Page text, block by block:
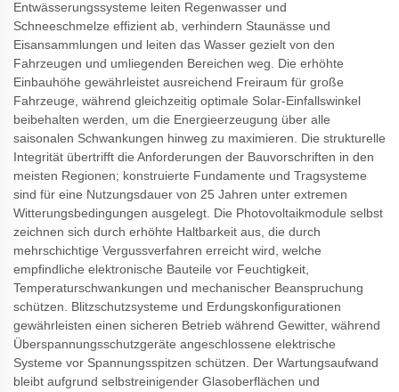
Entwässerungssysteme leiten Regenwasser und
Schneeschmelze effizient ab, verhindern Staunässe und
Eisansammlungen und leiten das Wasser gezielt von den
Fahrzeugen und umliegenden Bereichen weg. Die erhöhte
Einbauhöhe gewährleistet ausreichend Freiraum für große
Fahrzeuge, während gleichzeitig optimale Solar-Einfallswinkel
beibehalten werden, um die Energieerzeugung über alle
saisonalen Schwankungen hinweg zu maximieren. Die strukturelle
Integrität übertrifft die Anforderungen der Bauvorschriften in den
meisten Regionen; konstruierte Fundamente und Tragsysteme
sind für eine Nutzungsdauer von 25 Jahren unter extremen
Witterungsbedingungen ausgelegt. Die Photovoltaikmodule selbst
zeichnen sich durch erhöhte Haltbarkeit aus, die durch
mehrschichtige Vergussverfahren erreicht wird, welche
empfindliche elektronische Bauteile vor Feuchtigkeit,
Temperaturschwankungen und mechanischer Beanspruchung
schützen. Blitzschutzsysteme und Erdungskonfigurationen
gewährleisten einen sicheren Betrieb während Gewitter, während
Überspannungsschutzgeräte angeschlossene elektrische
Systeme vor Spannungsspitzen schützen. Der Wartungsaufwand
bleibt aufgrund selbstreinigender Glasoberflächen und